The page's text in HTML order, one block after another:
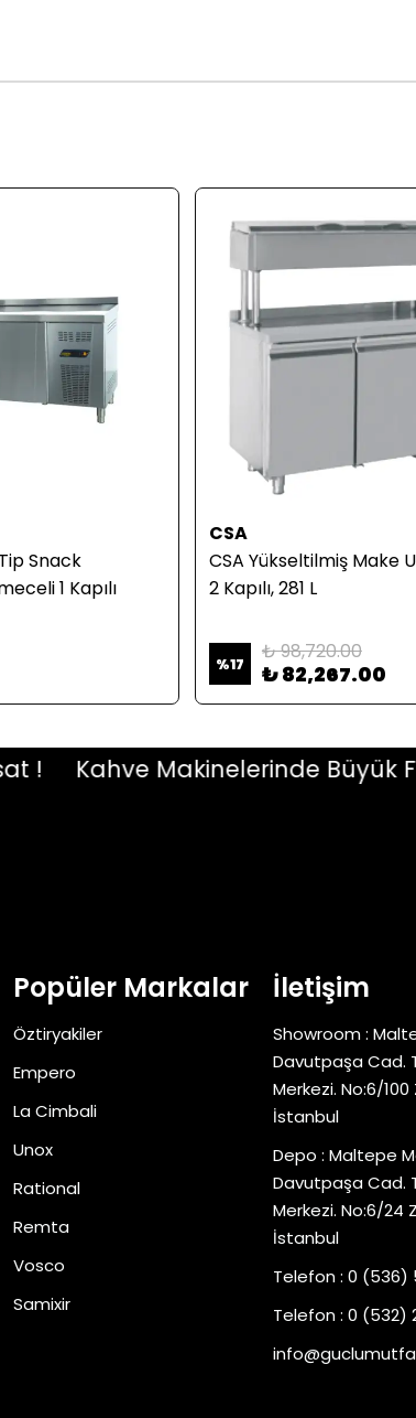
Snack
1 Kapılı
CSA
CSA Yükseltilmiş Make
2 Kapılı, 281 L
%17 ₺ 98,720.00
₺ 82,267.00
Kahve Makinelerinde Büyük
Popüler Markalar
Öztiryakiler
Empero
La Cimbali
Unox
Rational
Remta
Vosco
Samixir
İletişim
Showroom :
Davutpaşa Cad.
Merkezi. No:6/
İstanbul
Depo : Maltepe
Davutpaşa Cad.
Merkezi. No:6/24
İstanbul
Telefon : 0 (536)
Telefon : 0 (532)